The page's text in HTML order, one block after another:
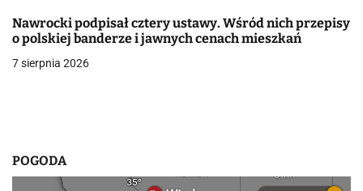
i
s
Nawrocki podpisał cztery ustawy. Wśród nich przepisy
o polskiej banderze i jawnych cenach mieszkań
7 sierpnia 2026
POGODA